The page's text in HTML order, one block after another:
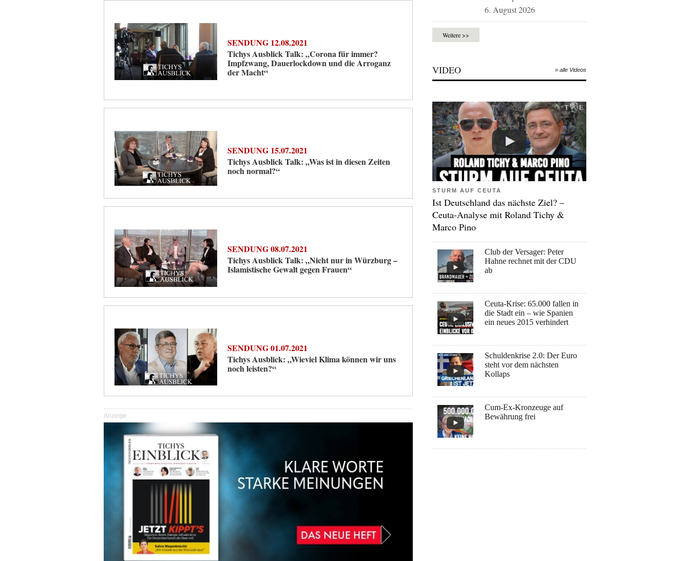
SENDUNG 12.08.2021
Tichys Ausblick Talk: „Corona für immer?
Impfzwang, Dauerlockdown und die Arroganz
der Macht“
SENDUNG 15.07.2021
Tichys Ausblick Talk: „Was ist in diesen Zeiten
noch normal?“
SENDUNG 08.07.2021
Tichys Ausblick Talk: „Nicht nur in Würzburg –
Islamistische Gewalt gegen Frauen“
SENDUNG 01.07.2021
Tichys Ausblick: „Wieviel Klima können wir uns
noch leisten?“
Anzeige
6. August 2026
Weitere >>
VIDEO » alle Videos
STURM AUF CEUTA
Ist Deutschland das nächste Ziel? –
Ceuta-Analyse mit Roland Tichy &
Marco Pino
Club der Versager: Peter
Hahne rechnet mit der CDU
ab
Ceuta-Krise: 65.000 fallen in
die Stadt ein – wie Spanien
ein neues 2015 verhindert
Schuldenkrise 2.0: Der Euro
steht vor dem nächsten
Kollaps
Cum-Ex-Kronzeuge auf
Bewährung frei